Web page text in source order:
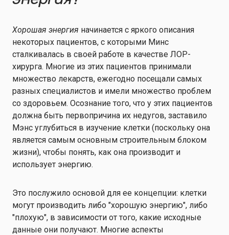
Хорошая энергия начинается с яркого описания
некоторых пациентов, с которыми Минс
сталкивалась в своей работе в качестве ЛОР-
хирурга. Многие из этих пациентов принимали
множество лекарств, ежегодно посещали самых
разных специалистов и имели множество проблем
со здоровьем. Осознание того, что у этих пациентов
должна быть первопричина их недугов, заставило
Мэнс углубиться в изучение клетки (поскольку она
является самым основным строительным блоком
жизни), чтобы понять, как она производит и
использует энергию.
Это послужило основой для ее концепции: клетки
могут производить либо "хорошую энергию", либо
"плохую", в зависимости от того, какие исходные
данные они получают. Многие аспекты